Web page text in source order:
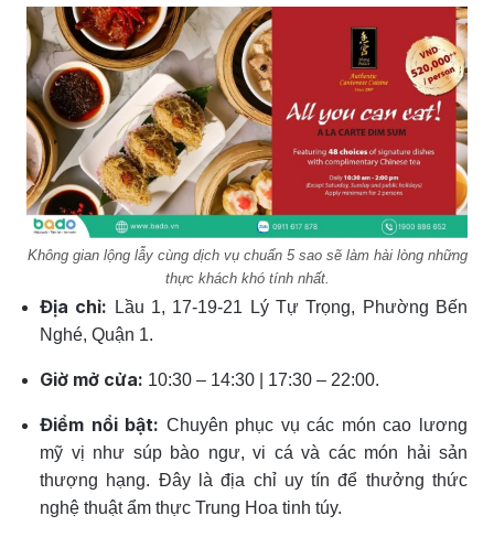
Không gian lộng lẫy cùng dịch vụ chuẩn 5 sao sẽ làm hài lòng những
thực khách khó tính nhất.
Địa chỉ: Lầu 1, 17-19-21 Lý Tự Trọng, Phường Bến
Nghé, Quận 1.
Giờ mở cửa: 10:30 – 14:30 | 17:30 – 22:00.
Điểm nổi bật: Chuyên phục vụ các món cao lương
mỹ vị như súp bào ngư, vi cá và các món hải sản
thượng hạng. Đây là địa chỉ uy tín để thưởng thức
nghệ thuật ẩm thực Trung Hoa tinh túy.